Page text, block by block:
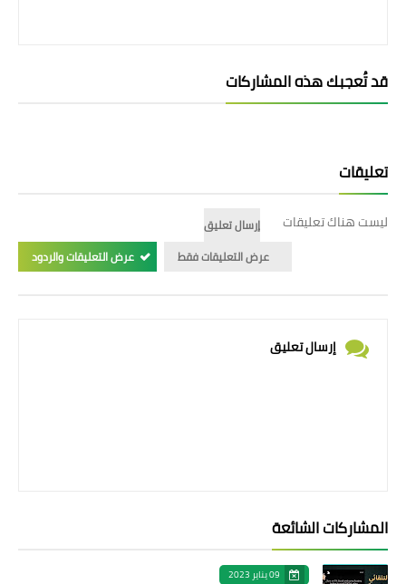
قد تُعجبك هذه المشاركات
تعليقات
ليست هناك تعليقات
إرسال تعليق
عرض التعليقات فقط
عرض التعليقات والردود
إرسال تعليق
المشاركات الشائعة
09 يناير 2023